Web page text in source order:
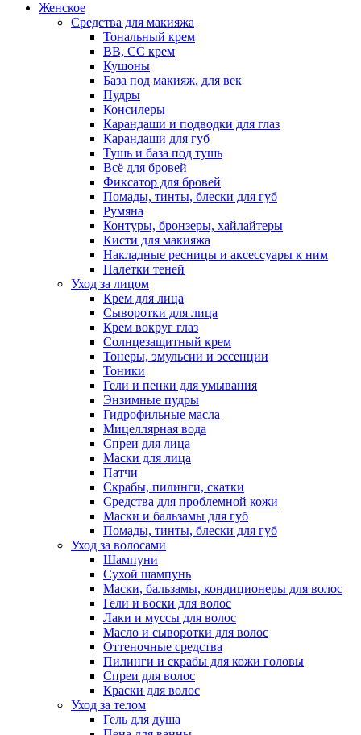
Женское
Средства для макияжа
Тональный крем
BB, CC крем
Кушоны
База под макияж, для век
Пудры
Консилеры
Карандаши и подводки для глаз
Карандаши для губ
Тушь и база под тушь
Всё для бровей
Фиксатор для бровей
Помады, тинты, блески для губ
Румяна
Контуры, бронзеры, хайлайтеры
Кисти для макияжа
Накладные ресницы и аксессуары к ним
Палетки теней
Уход за лицом
Крем для лица
Сыворотки для лица
Крем вокруг глаз
Солнцезащитный крем
Тонеры, эмульсии и эссенции
Тоники
Гели и пенки для умывания
Энзимные пудры
Гидрофильные масла
Мицеллярная вода
Спреи для лица
Маски для лица
Патчи
Скрабы, пилинги, скатки
Средства для проблемной кожи
Маски и бальзамы для губ
Помады, тинты, блески для губ
Уход за волосами
Шампуни
Сухой шампунь
Маски, бальзамы, кондиционеры для волос
Гели и воски для волос
Лаки и муссы для волос
Масло и сыворотки для волос
Оттеночные средства
Пилинги и скрабы для кожи головы
Спреи для волос
Краски для волос
Уход за телом
Гель для душа